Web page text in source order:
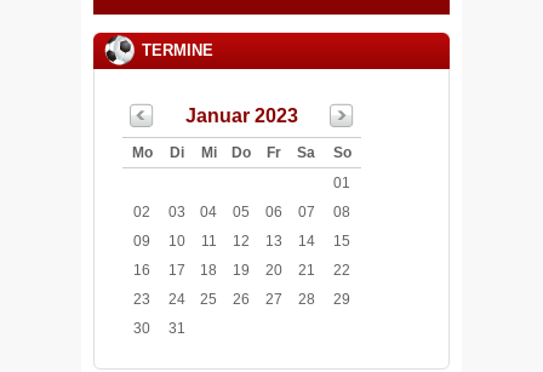
TERMINE
Januar 2023
Mo Di Mi Do Fr Sa
So
01
02
03 04 05 06 07
08
09
10 11 12 13 14
15
16
17 18 19 20 21
22
23
24 25 26 27 28
29
30
31